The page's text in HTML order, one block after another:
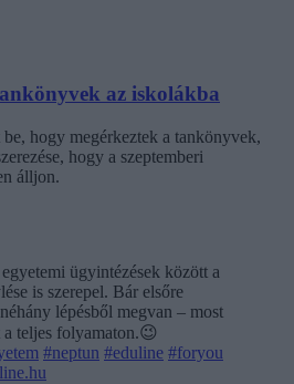
az iskolákba
hogy megérkeztek a tankönyvek,
hogy a szeptemberi
álljon.
ügyintézések között a
is szerepel. Bár elsőre
lépésből megvan – most
teljes folyamaton.😉
#neptun #eduline #foryou